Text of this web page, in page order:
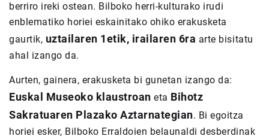
berriro ireki ostean. Bilboko herri-kulturako irudi
enblematiko horiei eskainitako ohiko erakusketa
gaurtik, uztailaren 1etik, irailaren 6ra arte bisitatu
ahal izango da.
Aurten, gainera, erakusketa bi gunetan izango da:
Euskal Museoko klaustroan eta Bihotz
Sakratuaren Plazako Aztarnategian. Bi egoitza
horiei esker, Bilboko Erraldoien belaunaldi desberdinak